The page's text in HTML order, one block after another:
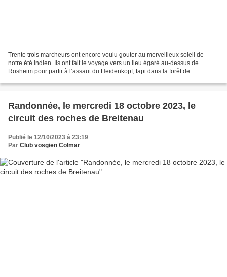
Trente trois marcheurs ont encore voulu gouter au merveilleux soleil de
notre été indien. Ils ont fait le voyage vers un lieu égaré au-dessus de
Rosheim pour partir à l’assaut du Heidenkopf, tapi dans la forêt de
Randonnée, le mercredi 18 octobre 2023, le
circuit des roches de Breitenau
Publié le 12/10/2023 à 23:19
Par Club vosgien Colmar